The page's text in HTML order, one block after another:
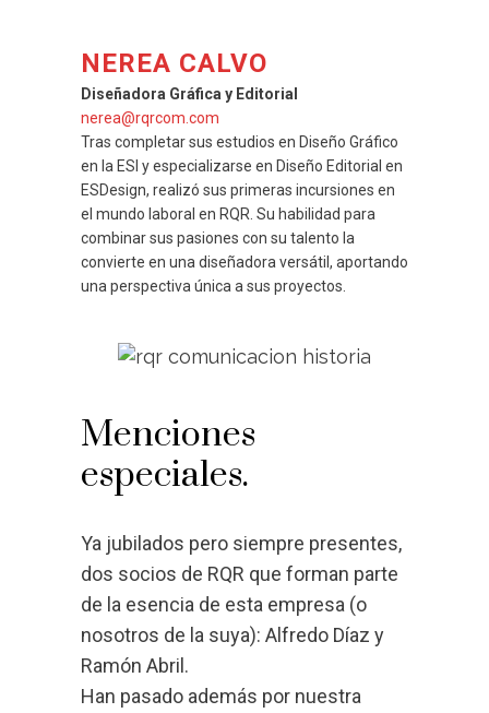
NEREA CALVO
Diseñadora Gráfica y Editorial
nerea@rqrcom.com
Tras completar sus estudios en Diseño Gráfico
en la ESI y especializarse en Diseño Editorial en
ESDesign, realizó sus primeras incursiones en
el mundo laboral en RQR. Su habilidad para
combinar sus pasiones con su talento la
convierte en una diseñadora versátil, aportando
una perspectiva única a sus proyectos.
Menciones
especiales.
Ya jubilados pero siempre presentes,
dos socios de RQR que forman parte
de la esencia de esta empresa (o
nosotros de la suya): Alfredo Díaz y
Ramón Abril.
Han pasado además por nuestra